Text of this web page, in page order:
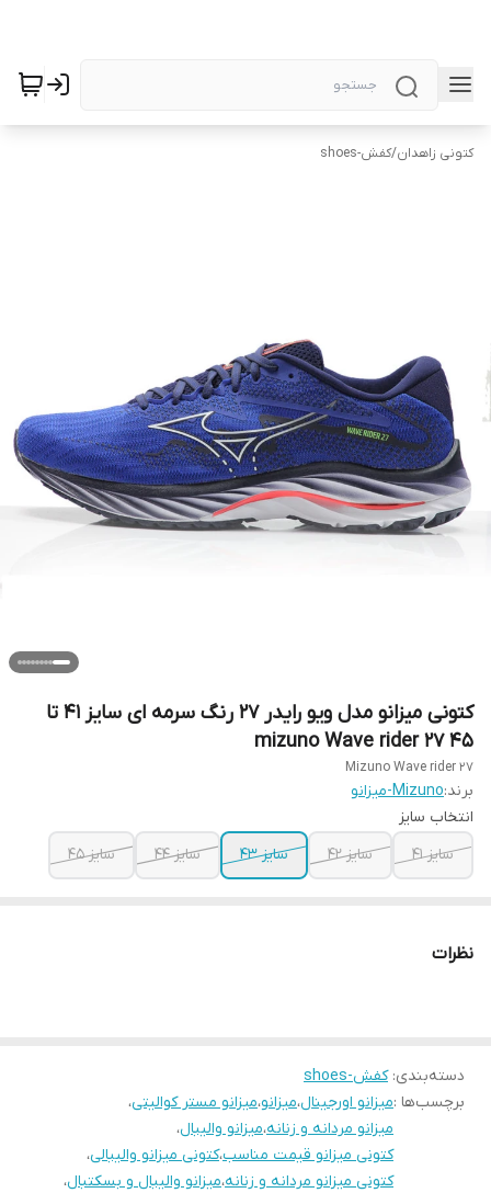
کتونی زاهدان/کفش-shoes
کتونی میزانو مدل ویو رایدر ۲۷ رنگ سرمه ای سایز ۴۱ تا
۴۵ mizuno Wave rider 27
Mizuno Wave rider 27
برند:Mizuno-میزانو
انتخاب سایز
سایز ۴۱
سایز ۴۲ سایز ۴۳ سایز ۴۴ سایز ۴۵
نظرات
دسته‌بندی:کفش-shoes
برچسب‌ها :میزانو اورجینال،میزانو،میزانو مستر کوالیتی،
میزانو مردانه و زنانه،میزانو والیبال،
کتونی میزانو قیمت مناسب،کتونی میزانو والیبالی،
کتونی میزانو مردانه و زنانه،میزانو والیبال و بسکتبال،